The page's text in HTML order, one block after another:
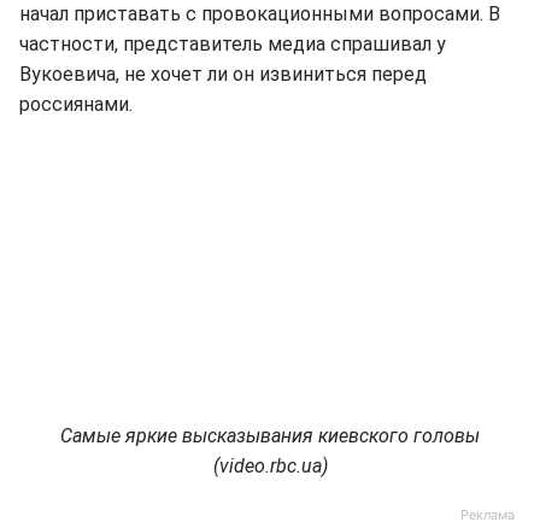
начал приставать с провокационными вопросами. В
частности, представитель медиа спрашивал у
Вукоевича, не хочет ли он извиниться перед
россиянами.
Самые яркие высказывания киевского головы
(video.rbc.ua)